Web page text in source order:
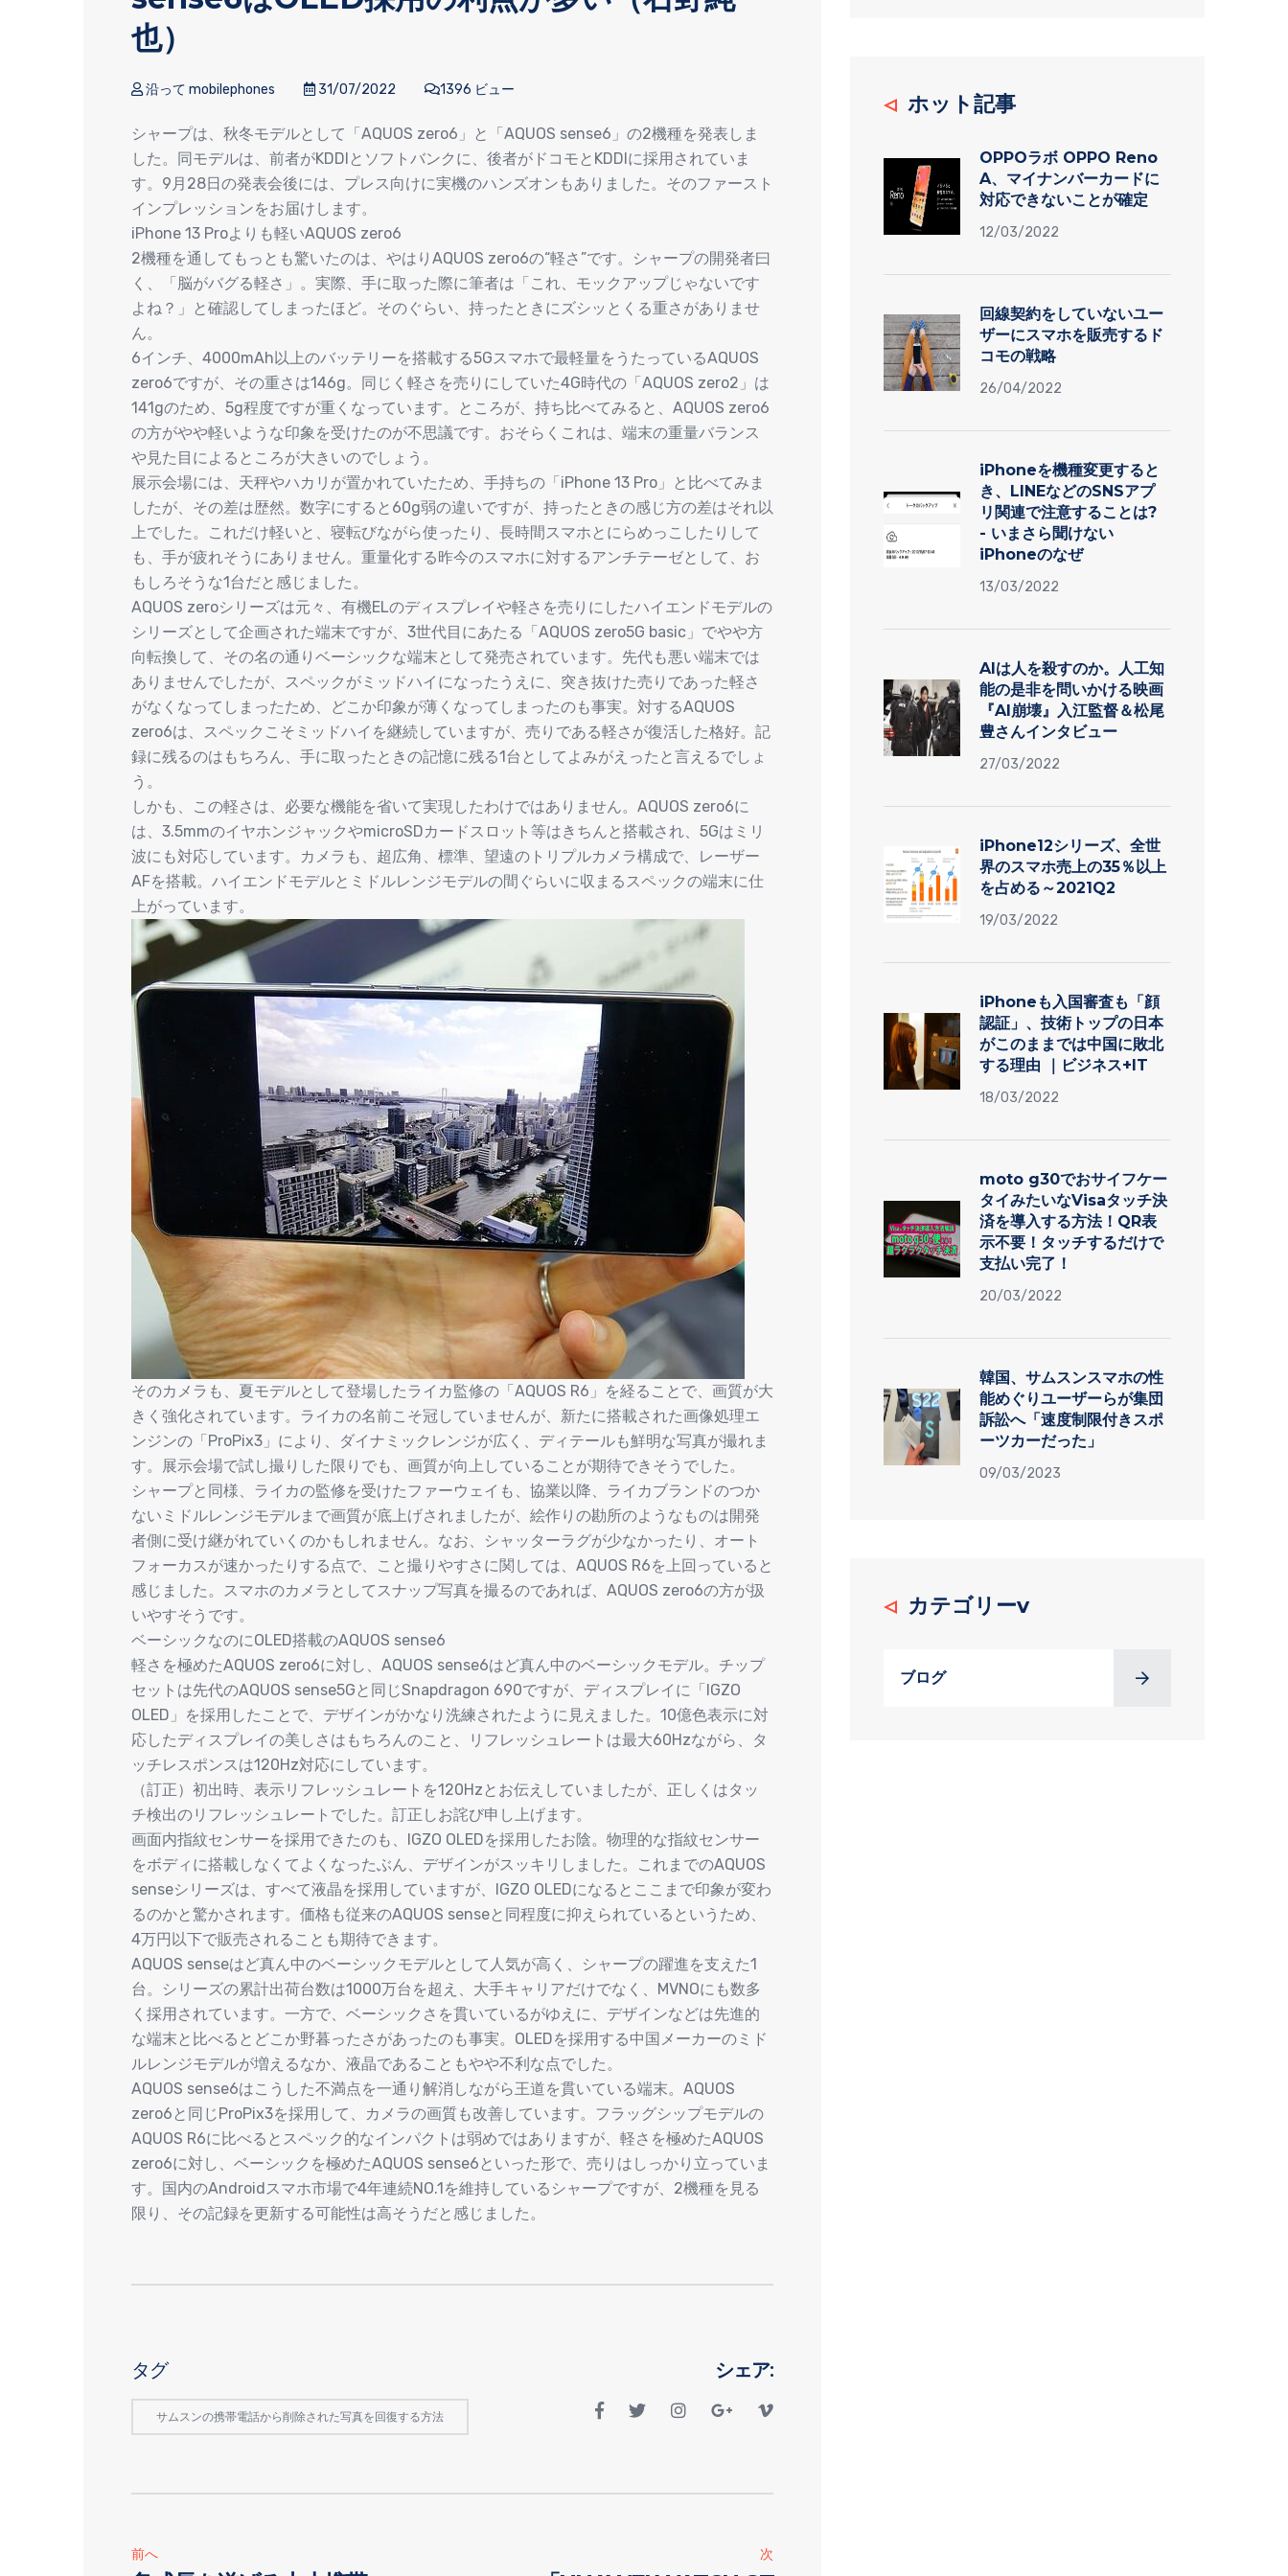
也）
沿って mobilephones 31/07/2022 1396 ビュー
シャープは、秋冬モデルとして「AQUOS zero6」と「AQUOS sense6」の2機種を発表しま
した。同モデルは、前者がKDDIとソフトバンクに、後者がドコモとKDDIに採用されていま
す。9月28日の発表会後には、プレス向けに実機のハンズオンもありました。そのファースト
インプレッションをお届けします。
iPhone 13 Proよりも軽いAQUOS zero6
2機種を通してもっとも驚いたのは、やはりAQUOS zero6の“軽さ”です。シャープの開発者曰
く、「脳がバグる軽さ」。実際、手に取った際に筆者は「これ、モックアップじゃないです
よね？」と確認してしまったほど。そのぐらい、持ったときにズシッとくる重さがありませ
ん。
6インチ、4000mAh以上のバッテリーを搭載する5Gスマホで最軽量をうたっているAQUOS
zero6ですが、その重さは146g。同じく軽さを売りにしていた4G時代の「AQUOS zero2」は
141gのため、5g程度ですが重くなっています。ところが、持ち比べてみると、AQUOS zero6
の方がやや軽いような印象を受けたのが不思議です。おそらくこれは、端末の重量バランス
や見た目によるところが大きいのでしょう。
展示会場には、天秤やハカリが置かれていたため、手持ちの「iPhone 13 Pro」と比べてみま
したが、その差は歴然。数字にすると60g弱の違いですが、持ったときの感じ方の差はそれ以
上でした。これだけ軽いと、寝転びながら使ったり、長時間スマホとにらめっこしたりして
も、手が疲れそうにありません。重量化する昨今のスマホに対するアンチテーゼとして、お
もしろそうな1台だと感じました。
AQUOS zeroシリーズは元々、有機ELのディスプレイや軽さを売りにしたハイエンドモデルの
シリーズとして企画された端末ですが、3世代目にあたる「AQUOS zero5G basic」でやや方
向転換して、その名の通りベーシックな端末として発売されています。先代も悪い端末では
ありませんでしたが、スペックがミッドハイになったうえに、突き抜けた売りであった軽さ
がなくなってしまったため、どこか印象が薄くなってしまったのも事実。対するAQUOS
zero6は、スペックこそミッドハイを継続していますが、売りである軽さが復活した格好。記
録に残るのはもちろん、手に取ったときの記憶に残る1台としてよみがえったと言えるでしょ
う。
しかも、この軽さは、必要な機能を省いて実現したわけではありません。AQUOS zero6に
は、3.5mmのイヤホンジャックやmicroSDカードスロット等はきちんと搭載され、5Gはミリ
波にも対応しています。カメラも、超広角、標準、望遠のトリプルカメラ構成で、レーザー
AFを搭載。ハイエンドモデルとミドルレンジモデルの間ぐらいに収まるスペックの端末に仕
上がっています。
そのカメラも、夏モデルとして登場したライカ監修の「AQUOS R6」を経ることで、画質が大
きく強化されています。ライカの名前こそ冠していませんが、新たに搭載された画像処理エ
ンジンの「ProPix3」により、ダイナミックレンジが広く、ディテールも鮮明な写真が撮れま
す。展示会場で試し撮りした限りでも、画質が向上していることが期待できそうでした。
シャープと同様、ライカの監修を受けたファーウェイも、協業以降、ライカブランドのつか
ないミドルレンジモデルまで画質が底上げされましたが、絵作りの勘所のようなものは開発
者側に受け継がれていくのかもしれません。なお、シャッターラグが少なかったり、オート
フォーカスが速かったりする点で、こと撮りやすさに関しては、AQUOS R6を上回っていると
感じました。スマホのカメラとしてスナップ写真を撮るのであれば、AQUOS zero6の方が扱
いやすそうです。
ベーシックなのにOLED搭載のAQUOS sense6
軽さを極めたAQUOS zero6に対し、AQUOS sense6はど真ん中のベーシックモデル。チップ
セットは先代のAQUOS sense5Gと同じSnapdragon 690ですが、ディスプレイに「IGZO
OLED」を採用したことで、デザインがかなり洗練されたように見えました。10億色表示に対
応したディスプレイの美しさはもちろんのこと、リフレッシュレートは最大60Hzながら、タ
ッチレスポンスは120Hz対応にしています。
（訂正）初出時、表示リフレッシュレートを120Hzとお伝えしていましたが、正しくはタッ
チ検出のリフレッシュレートでした。訂正しお詫び申し上げます。
画面内指紋センサーを採用できたのも、IGZO OLEDを採用したお陰。物理的な指紋センサー
をボディに搭載しなくてよくなったぶん、デザインがスッキリしました。これまでのAQUOS
senseシリーズは、すべて液晶を採用していますが、IGZO OLEDになるとここまで印象が変わ
るのかと驚かされます。価格も従来のAQUOS senseと同程度に抑えられているというため、
4万円以下で販売されることも期待できます。
AQUOS senseはど真ん中のベーシックモデルとして人気が高く、シャープの躍進を支えた1
台。シリーズの累計出荷台数は1000万台を超え、大手キャリアだけでなく、MVNOにも数多
く採用されています。一方で、ベーシックさを貫いているがゆえに、デザインなどは先進的
な端末と比べるとどこか野暮ったさがあったのも事実。OLEDを採用する中国メーカーのミド
ルレンジモデルが増えるなか、液晶であることもやや不利な点でした。
AQUOS sense6はこうした不満点を一通り解消しながら王道を貫いている端末。AQUOS
zero6と同じProPix3を採用して、カメラの画質も改善しています。フラッグシップモデルの
AQUOS R6に比べるとスペック的なインパクトは弱めではありますが、軽さを極めたAQUOS
zero6に対し、ベーシックを極めたAQUOS sense6といった形で、売りはしっかり立っていま
す。国内のAndroidスマホ市場で4年連続NO.1を維持しているシャープですが、2機種を見る
限り、その記録を更新する可能性は高そうだと感じました。
タグ
サムスンの携帯電話から削除された写真を回復する方法
シェア:
前へ 次
ホット記事
OPPOラボ OPPO Reno
A、マイナンバーカードに
対応できないことが確定
12/03/2022
回線契約をしていないユー
ザーにスマホを販売するド
コモの戦略
26/04/2022
iPhoneを機種変更すると
き、LINEなどのSNSアプ
リ関連で注意することは?
- いまさら聞けない
iPhoneのなぜ
13/03/2022
AIは人を殺すのか。人工知
能の是非を問いかける映画
『AI崩壊』入江監督＆松尾
豊さんインタビュー
27/03/2022
iPhone12シリーズ、全世
界のスマホ売上の35％以上
を占める～2021Q2
19/03/2022
iPhoneも入国審査も「顔
認証」、技術トップの日本
がこのままでは中国に敗北
する理由 ｜ビジネス+IT
18/03/2022
moto g30でおサイフケー
タイみたいなVisaタッチ決
済を導入する方法！QR表
示不要！タッチするだけで
支払い完了！
20/03/2022
韓国、サムスンスマホの性
能めぐりユーザーらが集団
訴訟へ「速度制限付きスポ
ーツカーだった」
09/03/2023
カテゴリーv
ブログ